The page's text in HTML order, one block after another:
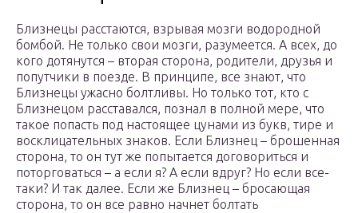
Близнецы расстаются, взрывая мозги водородной
бомбой. Не только свои мозги, разумеется. А всех, до
кого дотянутся – вторая сторона, родители, друзья и
попутчики в поезде. В принципе, все знают, что
Близнецы ужасно болтливы. Но только тот, кто с
Близнецом расставался, познал в полной мере, что
такое попасть под настоящее цунами из букв, тире и
восклицательных знаков. Если Близнец – брошенная
сторона, то он тут же попытается договориться и
поторговаться – а если я? А если вдруг? Но если все-
таки? И так далее. Если же Близнец – бросающая
сторона, то он все равно начнет болтать